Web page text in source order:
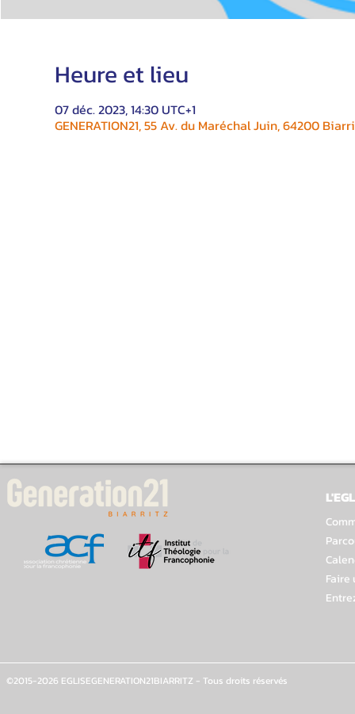
Heure et lieu
07 déc. 2023, 14:30 UTC+1
GENERATION21, 55 Av. du Maréchal Juin, 64200
Faire
©2015-2026 EGLISEGENERATION21BIARRITZ - Tous droits réservés